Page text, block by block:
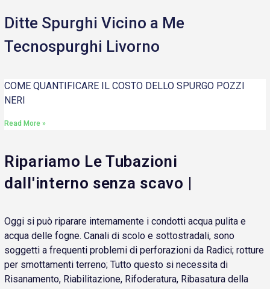
Ditte Spurghi Vicino a Me
Tecnospurghi Livorno
COME QUANTIFICARE IL COSTO DELLO SPURGO POZZI
NERI
Read More »
Ripariamo Le Tubazioni
dall'interno senza scavo |
Oggi si può riparare internamente i condotti acqua pulita e
acqua delle fogne. Canali di scolo e sottostradali, sono
soggetti a frequenti problemi di perforazioni da Radici; rotture
per smottamenti terreno; Tutto questo si necessita di
Risanamento, Riabilitazione, Rifoderatura, Ribasatura della